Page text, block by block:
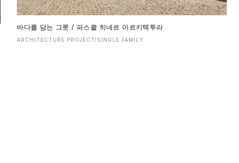
바다를 담는 그릇 / 파스콸 히네르 아르키텍투라
ARCHITECTURE PROJECT/SINGLE FAMILY